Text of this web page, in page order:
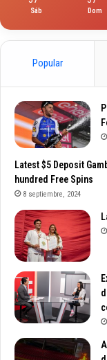
Sáb Dom
Popular
Latest $5 Deposit
hundred Free Spins
8 septiembre, 2024